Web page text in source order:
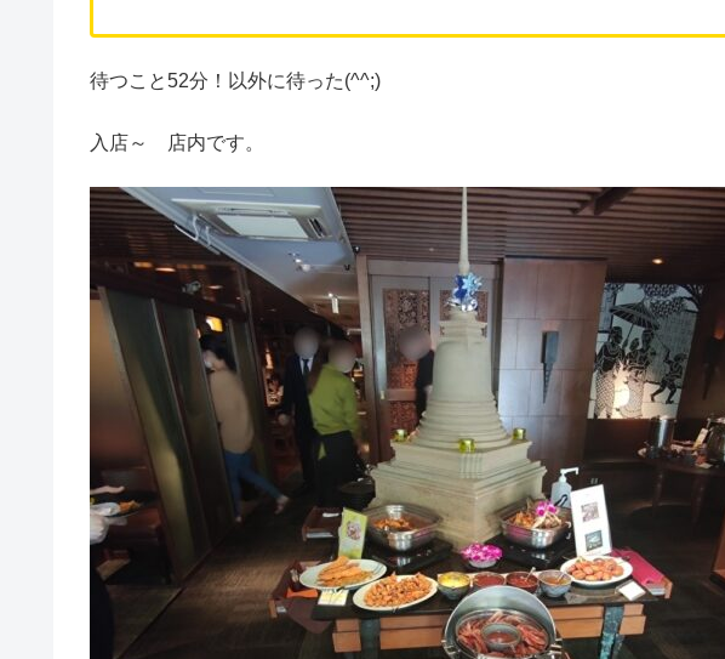
待つこと52分！以外に待った(^^;)
入店～ 店内です。